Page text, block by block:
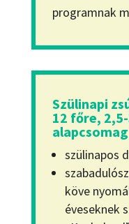
programnak
Szülinapi
12 főre,
szülinapos
köve
éveseknek